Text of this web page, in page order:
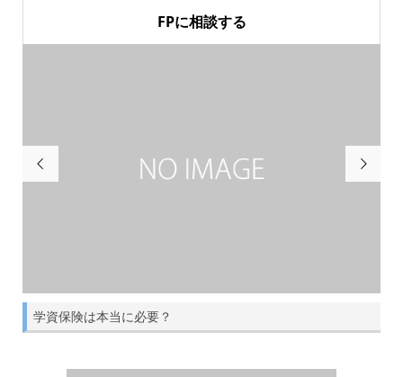
FPに相談する

学資保険は本当に必要？
